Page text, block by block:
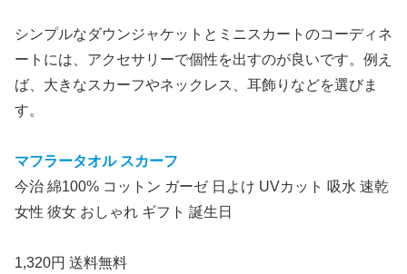
シンプルなダウンジャケットとミニスカートのコーディネ
ートには、アクセサリーで個性を出すのが良いです。例え
ば、大きなスカーフやネックレス、耳飾りなどを選びま
す。
マフラータオル スカーフ
今治 綿100% コットン ガーゼ 日よけ UVカット 吸水 速乾
女性 彼女 おしゃれ ギフト 誕生日
1,320円 送料無料